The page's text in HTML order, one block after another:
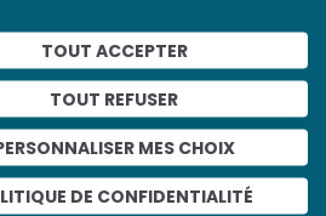
TOUT ACCEPTER
TOUT REFUSER
MES CHOIX
DE CONFIDENTIALITÉ